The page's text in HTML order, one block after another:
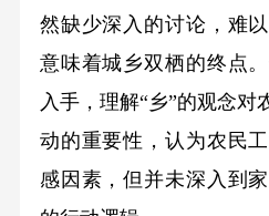
然缺少深入的讨论，难
意味着城乡双栖的终点
入手，理解“乡”的观念对
动的重要性，认为农民
感因素，但并未深入到